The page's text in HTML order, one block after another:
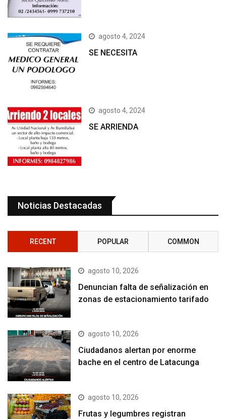
agosto 4, 2024
SE NECESITA
agosto 4, 2024
SE ARRIENDA
Noticias Destacadas
RECENT POPULAR COMMON
agosto 10, 2026
Denuncian falta de señalización en
zonas de estacionamiento tarifado
agosto 10, 2026
Ciudadanos alertan por enorme
bache en el centro de Latacunga
agosto 10, 2026
Frutas y legumbres registran